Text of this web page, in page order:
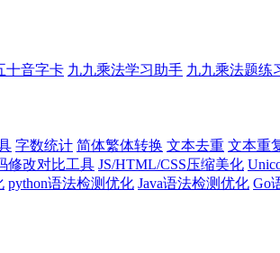
十音字卡 九九乘法学习助手 九九乘法题练
字数统计 简体繁体转换 文本去重 文本重
修改对比工具 JS/HTML/CSS压缩美化
python语法检测优化 Java语法检测优化 Go